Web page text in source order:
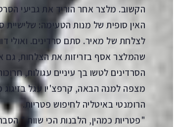
הקשוב. מלצר אחר הוריד את גביעי
האין סופית של מנות הטעימה:
לצלחת של מאיר. סתם סרדינים.
שהמלצר אסף בזריזות את הצלחות,
הסרדינים לטשו בך עיניים עגולות,
מצפה למנה הבאה, קרפצ'יו עגל בזיגוג
הרומנטי באיטליה לחיפוש פטריות.
"פטריות כמהין, הלבנות הכי שוות,"